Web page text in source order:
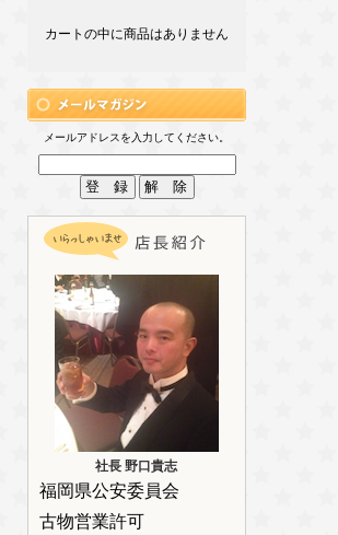
カートの中に商品はありません
メールアドレスを入力してください。
社長 野口貴志
福岡県公安委員会
古物営業許可